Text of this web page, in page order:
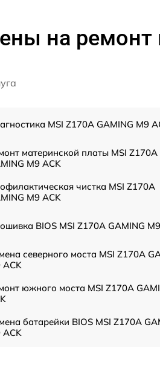
на ремонт
MSI Z170A GAMING M9
материнской платы MSI Z170A
M9 ACK
чистка MSI Z170A
M9 ACK
BIOS MSI Z170A GAMING
северного моста MSI Z170A
ACK
южного моста MSI Z170A
батарейки BIOS MSI Z170A
ACK